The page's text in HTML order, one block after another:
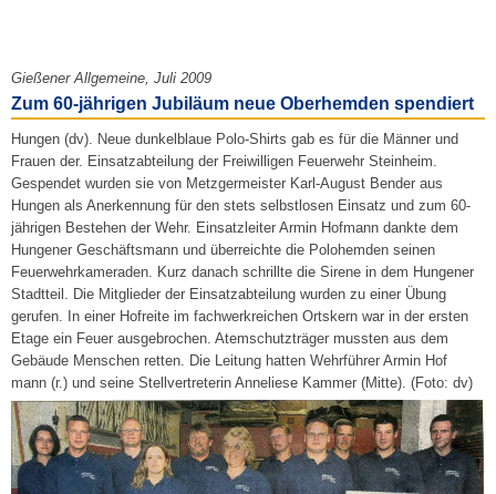
Gießener Allgemeine, Juli 2009
Zum 60-jährigen Jubiläum neue Oberhemden spendiert
Hungen (dv). Neue dunkelblaue Polo-Shirts gab es für die Männer und
Frauen der. Einsatzabteilung der Freiwilligen Feuerwehr Steinheim.
Gespendet wurden sie von Metzgermeister Karl-August Bender aus
Hungen als Anerkennung für den stets selbstlosen Einsatz und zum 60-
jährigen Bestehen der Wehr. Einsatzleiter Armin Hofmann dankte dem
Hungener Geschäftsmann und überreichte die Polohemden seinen
Feuerwehrkameraden. Kurz danach schrillte die Sirene in dem Hungener
Stadtteil. Die Mitglieder der Einsatzabteilung wurden zu einer Übung
gerufen. In einer Hofreite im fachwerkreichen Ortskern war in der ersten
Etage ein Feuer ausgebrochen. Atemschutzträger mussten aus dem
Gebäude Menschen retten. Die Leitung hatten Wehrführer Armin Hof
mann (r.) und seine Stellvertreterin Anneliese Kammer (Mitte). (Foto: dv)